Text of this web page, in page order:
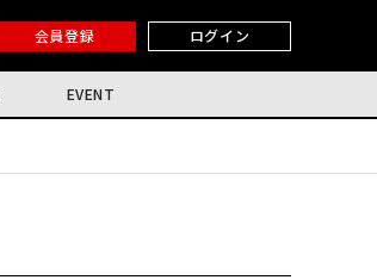
会員登録 ログイン
EVENT